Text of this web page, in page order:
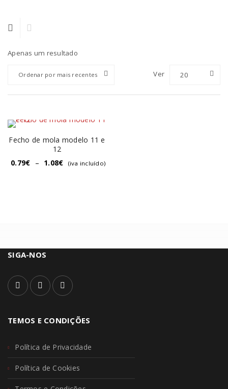
Apenas um resultado
Ordenar por mais recentes Ver 20
Fecho de mola modelo 11 e
12
0.79€ – 1.08€ (iva incluído)
SIGA-NOS
TEMOS E CONDIÇÕES
Política de Privacidade
Política de Cookies